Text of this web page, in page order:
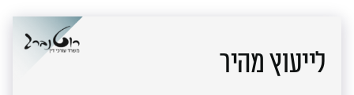
לייעוץ מהיר